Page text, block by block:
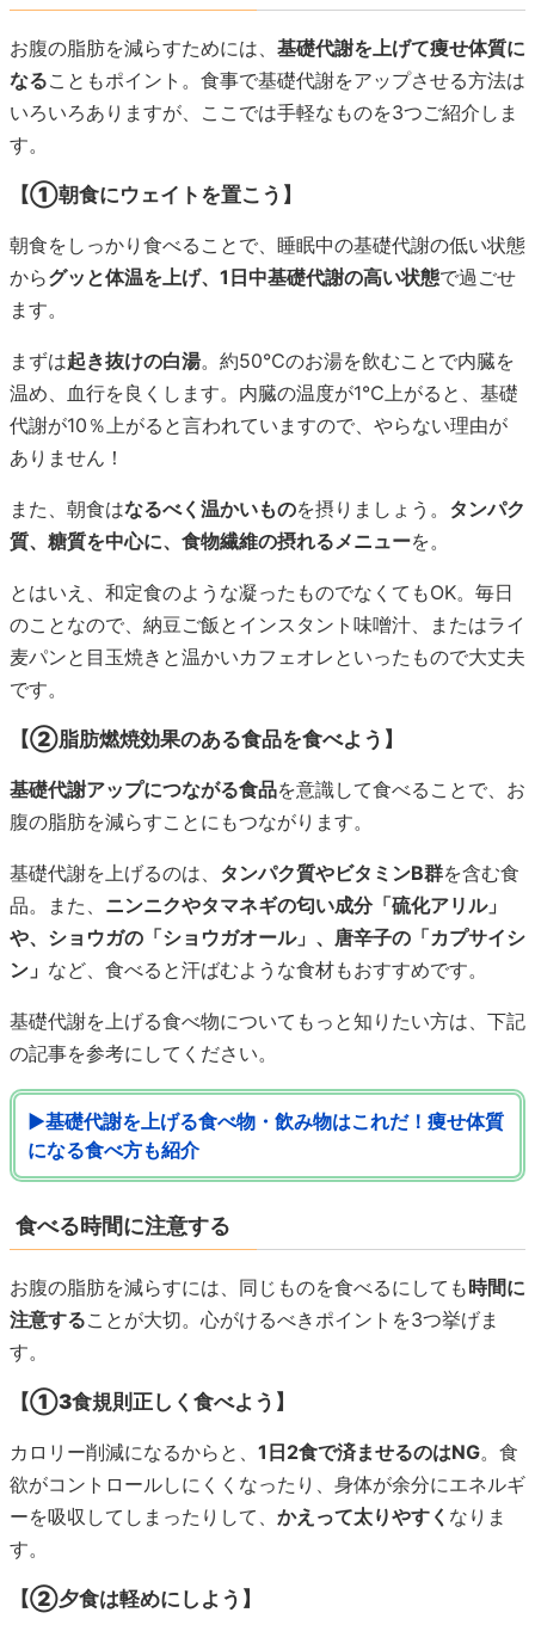
お腹の脂肪を減らすためには、 基礎代謝を上げて痩せ体質に
なることもポイント。食事で基礎代謝をアップさせる方法は
いろいろありますが、ここでは手軽なものを3つご紹介しま
す。
【①朝食にウェイトを置こう】
朝食をしっかり食べることで、睡眠中の基礎代謝の低い状態
からグッと体温を上げ、1日中基礎代謝の高い状態で過ごせ
ます。
まずは起き抜けの白湯。約50℃のお湯を飲むことで内臓を
温め、血行を良くします。内臓の温度が1℃上がると、基礎
代謝が10％上がると言われていますので、やらない理由が
ありません！
また、朝食はなるべく温かいものを摂りましょう。 タンパク
質、糖質を中心に、食物繊維の摂れるメニューを。
とはいえ、和定食のような凝ったものでなくてもOK。毎日
のことなので、納豆ご飯とインスタント味噌汁、またはライ
麦パンと目玉焼きと温かいカフェオレといったもので大丈夫
です。
【②脂肪燃焼効果のある食品を食べよう】
基礎代謝アップにつながる食品を意識して食べることで、お
腹の脂肪を減らすことにもつながります。
基礎代謝を上げるのは、 タンパク質やビタミンB群を含む食
品。また、 ニンニクやタマネギの匂い成分「硫化アリル」
や、ショウガの「ショウガオール」、唐辛子の「カプサイシ
ン」 など、食べると汗ばむような食材もおすすめです。
基礎代謝を上げる食べ物についてもっと知りたい方は、下記
の記事を参考にしてください。
▶基礎代謝を上げる食べ物・飲み物はこれだ！痩せ体質
になる食べ方も紹介
食べる時間に注意する
お腹の脂肪を減らすには、同じものを食べるにしても時間に
注意することが大切。心がけるべきポイントを3つ挙げま
す。
【①3食規則正しく食べよう】
カロリー削減になるからと、 1日2食で済ませるのはNG。食
欲がコントロールしにくくなったり、身体が余分にエネルギ
ーを吸収してしまったりして、 かえって太りやすく なりま
す。
【②夕食は軽めにしよう】